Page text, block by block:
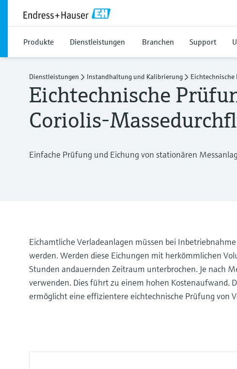
Produkte Dienstleistungen Branchen Support
Dienstleistungen Instandhaltung und Kalibrierung Eichtechnische
Eichtechnische
Coriolis-
Einfache Prüfung und Eichung von stationären
Eichamtliche Verladeanlagen müssen bei
werden. Werden diese Eichungen mit herkömmlichen
Stunden andauernden Zeitraum unterbrochen. Je nach
verwenden. Dies führt zu einem hohen Kostenaufwand.
ermöglicht eine effizientere eichtechnische Prüfung von